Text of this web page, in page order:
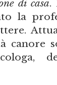
di casa.
la
canore